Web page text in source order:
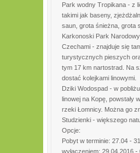
Park wodny Tropikana - z
takimi jak baseny,
saun, grota śnieżna, grota
Karkonoski Park
Czechami - znajduje się
turystycznych pieszych
tym 17 km nartostrad. Na
dostać kolejkami linowymi.
Dziki Wodospad - w
linowej na Kopę, powstały
rzeki Łomnicy. Można go
Studzienki - większego
Opcje:
Pobyt w terminie: 27.04 -
wyłączeniem: 29.04.2016 -